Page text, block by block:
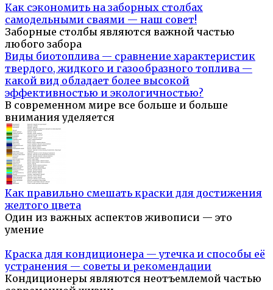
Как сэкономить на заборных столбах
самодельными сваями — наш совет!
Заборные столбы являются важной частью
любого забора
Виды биотоплива — сравнение характеристик
твердого, жидкого и газообразного топлива —
какой вид обладает более высокой
эффективностью и экологичностью?
В современном мире все больше и больше
внимания уделяется
Как правильно смешать краски для достижения
желтого цвета
Один из важных аспектов живописи — это
умение
Краска для кондиционера — утечка и способы её
устранения — советы и рекомендации
Кондиционеры являются неотъемлемой частью